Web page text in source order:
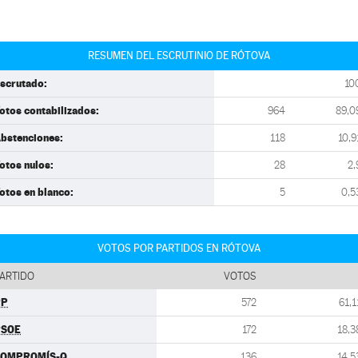
RESUMEN DEL ESCRUTINIO DE RÓTOVA
contabilizados: 964
118
nulos: 28
en blanco: 5
VOTOS POR PARTIDOS EN RÓTOVA
VOTOS
572
172